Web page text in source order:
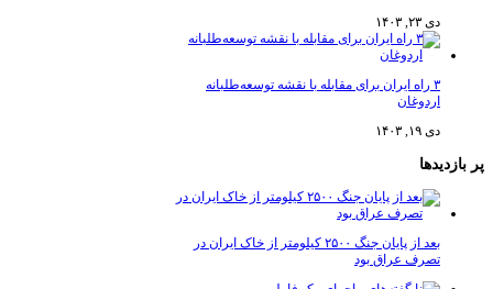
۳ راه ایران برای مقابله با نقشه توسعه‌طلبانه
بعد از پایان جنگ ۲۵۰۰ کیلومتر از خاک ایران در
عراق بود